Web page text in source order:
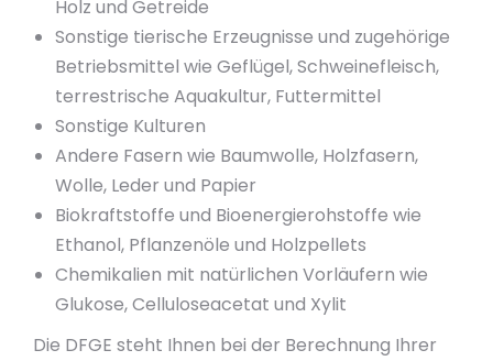
Holz und Getreide
Sonstige tierische Erzeugnisse und zugehörige
Betriebsmittel wie Geflügel, Schweinefleisch,
terrestrische Aquakultur, Futtermittel
Sonstige Kulturen
Andere Fasern wie Baumwolle, Holzfasern,
Wolle, Leder und Papier
Biokraftstoffe und Bioenergierohstoffe wie
Ethanol, Pflanzenöle und Holzpellets
Chemikalien mit natürlichen Vorläufern wie
Glukose, Celluloseacetat und Xylit
Die DFGE steht Ihnen bei der Berechnung Ihrer